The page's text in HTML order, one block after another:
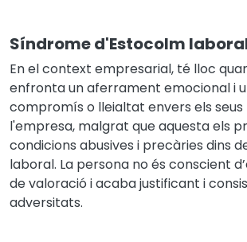
Síndrome d'Estocolm
En el context empresarial, té lloc
enfronta un aferrament emocional i
compromís o lleialtat envers els seus
l'empresa, malgrat que aquesta els
condicions abusives i precàries dins
laboral. La persona no és conscient
de valoració i acaba justificant i
adversitats.